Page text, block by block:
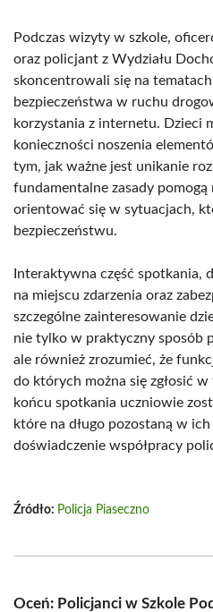
Podczas wizyty w szkole,
oraz policjant z Wydziału
skoncentrowali się na
bezpieczeństwa w ruchu
korzystania z internetu. Dzieci
konieczności noszenia
tym, jak ważne jest unikanie
fundamentalne zasady pomogą
orientować się w sytuacjach,
bezpieczeństwu.
Interaktywna część spotkania,
na miejscu zdarzenia oraz
szczególne zainteresowanie
nie tylko w praktyczny sposób
ale również zrozumieć, że
do których można się zgłosić
końcu spotkania uczniowie
które na długo pozostaną w
doświadczenie współpracy
Źródło: Policja Piaseczno
Oceń: Policjanci w Szkole